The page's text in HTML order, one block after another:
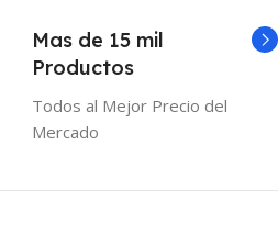
Mas de 15 mil
Productos
Todos al Mejor Precio del
Mercado